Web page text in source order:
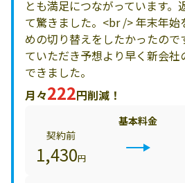
とも満足につながっています。
て驚きました。<br /> 年末年始
めの切り替えをしたかったので
ていただき予想より早く新会
できました。
月々222円削減！
基本料金
契約前
1,430円